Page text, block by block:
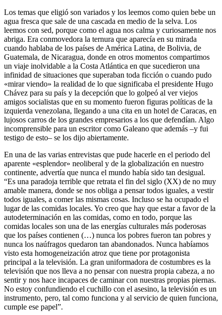
Los temas que eligió son variados y los leemos como quien bebe un
agua fresca que sale de una cascada en medio de la selva. Los
leemos con sed, porque como el agua nos calma y curiosamente nos
abriga. Era conmovedora la ternura que aparecía en su mirada
cuando hablaba de los países de América Latina, de Bolivia, de
Guatemala, de Nicaragua, donde en otros momentos compartimos
un viaje inolvidable a la Costa Atlántica en que sucedieron una
infinidad de situaciones que superaban toda ficción o cuando pudo
«mirar viendo» la realidad de lo que significaba el presidente Hugo
Chávez para su país y la decepción que lo golpeó al ver viejos
amigos socialistas que en su momento fueron figuras políticas de la
izquierda venezolana, llegando a una cita en un hotel de Caracas, en
lujosos carros de los grandes empresarios a los que defendían. Algo
incomprensible para un escritor como Galeano que además –y fui
testigo de esto– se los dijo abiertamente.
En una de las varias entrevistas que pude hacerle en el periodo del
aparente «esplendor» neoliberal y de la globalización en nuestro
continente, advertía que nunca el mundo había sido tan desigual.
“Es una paradoja terrible que retrata el fin del siglo (XX) de no muy
amable manera, donde se nos obliga a pensar todos iguales, a vestir
todos iguales, a comer las mismas cosas. Incluso se ha ocupado el
lugar de las comidas locales. Yo creo que hay que estar a favor de la
autodeterminación en las comidas, como en todo, porque las
comidas locales son una de las energías culturales más poderosas
que los países contienen (…) nunca los pobres fueron tan pobres y
nunca los naúfragos quedaron tan abandonados. Nunca habíamos
visto esta homogeneización atroz que tiene por protagonista
principal a la televisión. La gran uniformadora de costumbres es la
televisión que nos lleva a no pensar con nuestra propia cabeza, a no
sentir y nos hace incapaces de caminar con nuestras propias piernas.
No estoy confundiendo el cuchillo con el asesino, la televisión es un
instrumento, pero, tal como funciona y al servicio de quien funciona,
cumple ese papel”.